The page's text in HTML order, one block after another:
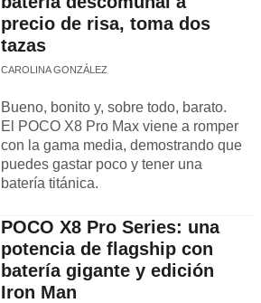
precio de risa, toma dos
tazas
CAROLINA GONZÁLEZ
Bueno, bonito y, sobre todo, barato.
El POCO X8 Pro Max viene a romper
con la gama media, demostrando que
puedes gastar poco y tener una
batería titánica.
POCO X8 Pro Series: una
potencia de flagship con
batería gigante y edición
Iron Man